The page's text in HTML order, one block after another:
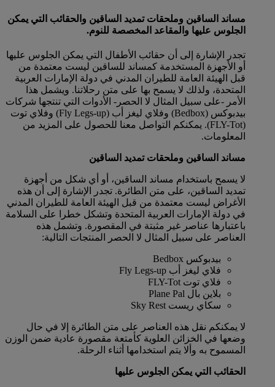
مساند الساقين وملحقات تمديد الساقين والحقائب التي يمكن
الجلوس عليها والمقاعد المخصصة للنوم.
تجدر الإشارة إلى أن حقائب الأطفال التي يمكن الجلوس عليها
أو الأجهزة المستخدمة كمساند للساقين ليست معتمدة من
قبل الهيئة العامة للطيران المدني في دولة الإمارات العربية
المتحدة، ولذلك لا يسمح بها على متن رحلاتنا. ويشمل هذا
الأمر -على سبيل المثال لا الحصر- الأدوات التي تنتجها شركات
بيدبوكس (Bedbox) وفلاي ليغز أب (Fly Legs-up) وفلاي توت
(FLY-Tot). يمكنكم التواصل معنا للحصول على المزيد من
المعلومات.
مساند الساقين وملحقات تمديد الساقين
لا يسمح باستخدام مساند الساقين، أو أي شكل من أجهزة
تمديد الساقين، على متن الطائرة. تجدر الإشارة إلى أن هذه
الأغراض ليست معتمدة من قبل الهيئة العامة للطيران المدني
في دولة الإمارات العربية المتحدة وتشكل خطرا على السلامة
باعتبارها عناصر غير مثبتة في المقصورة. وتشمل هذه
العناصر على سبيل المثال لا الحصر المنتجات التالية:
بيدبوكس Bedbox
فلاي ليغز أب Fly Legs-up
فلاي توت FLY-Tot
بلاين بال Plane Pal
سكاي ريست Sky Rest
لا يمكنكم نقل هذه العناصر على متن الطائرة إلا في حال
وضعها في الخزائن العلوية كأمتعة مقصورة عادية ضمن الوزن
المسموح به وألا يتم استخدامها أثناء الرحلة.
الحقائب التي يمكن الجلوس عليها